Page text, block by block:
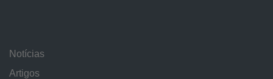
Notícias
Artigos